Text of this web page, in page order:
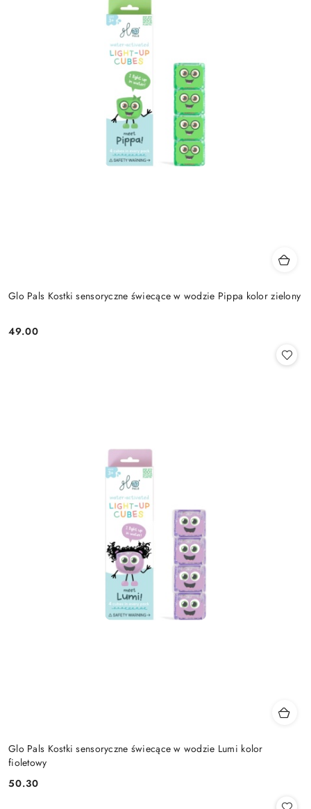
Glo Pals Kostki sensoryczne świecące w wodzie Pippa kolor zielony
Cena:
49.00
Glo Pals Kostki sensoryczne świecące w wodzie Lumi kolor
fioletowy
Cena:
50.30